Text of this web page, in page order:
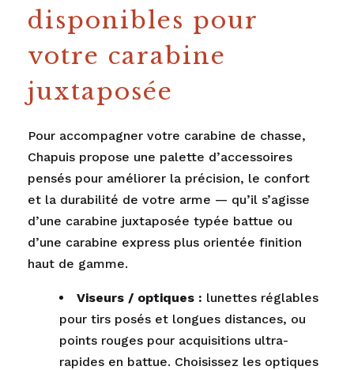
disponibles pour
votre carabine
juxtaposée
Pour accompagner votre carabine de chasse,
Chapuis propose une palette d’accessoires
pensés pour améliorer la précision, le confort
et la durabilité de votre arme — qu’il s’agisse
d’une carabine juxtaposée typée battue ou
d’une carabine express plus orientée finition
haut de gamme.
Viseurs / optiques : lunettes réglables
pour tirs posés et longues distances, ou
points rouges pour acquisitions ultra-
rapides en battue. Choisissez les optiques